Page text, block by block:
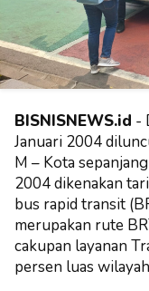
BISNISNEWS.id -
Januari 2004
M – Kota
2004 dikenakan
bus rapid transit
merupakan rute
cakupan layanan
persen luas